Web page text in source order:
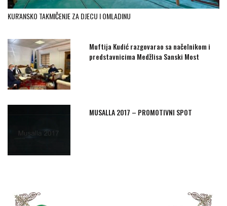
KUR'ANSKO TAKMIČENJE ZA DJECU I OMLADINU
Muftija Kudić razgovarao sa načelnikom i
predstavnicima Medžlisa Sanski Most
MUSALLA 2017 – PROMOTIVNI SPOT